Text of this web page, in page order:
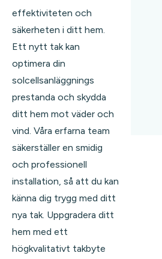
effektiviteten och
säkerheten i ditt hem.
Ett nytt tak kan
optimera din
solcellsanläggnings
prestanda och skydda
ditt hem mot väder och
vind. Våra erfarna team
säkerställer en smidig
och professionell
installation, så att du kan
känna dig trygg med ditt
nya tak. Uppgradera ditt
hem med ett
högkvalitativt takbyte